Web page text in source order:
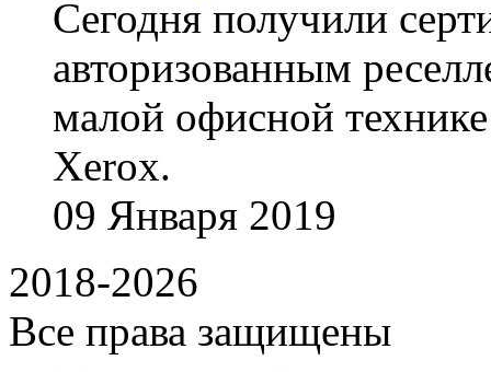
Сегодня получили
авторизованным
малой офисной
Xerox.
09 Января 2019
2018-2026
Все права защищены